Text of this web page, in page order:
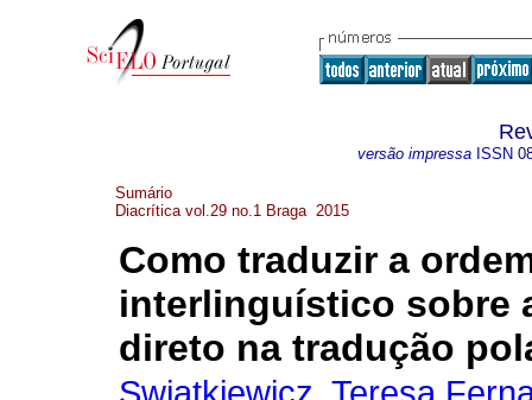
versão impressa ISSN
Sumário
Diacrítica vol.29 no.1 Braga 2015
Como traduzir a
interlinguístico sobre
direto na tradução